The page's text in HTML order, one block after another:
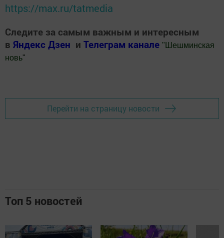
https://max.ru/tatmedia
Следите за самым важным и интересным
в Яндекс Дзен и Телеграм канале " Шешминская
новь"
Перейти на страницу новости
Топ 5 новостей